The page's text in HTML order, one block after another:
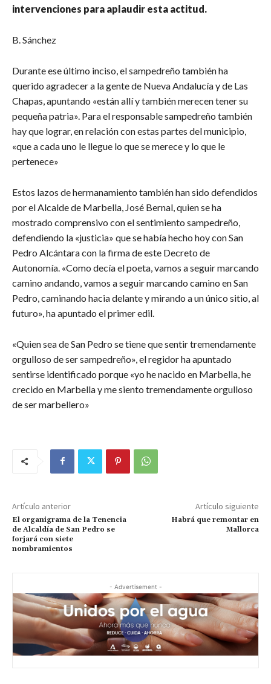
intervenciones para aplaudir esta actitud.
B. Sánchez
Durante ese último inciso, el sampedreño también ha
querido agradecer a la gente de Nueva Andalucía y de Las
Chapas, apuntando «están allí y también merecen tener su
pequeña patria». Para el responsable sampedreño también
hay que lograr, en relación con estas partes del municipio,
«que a cada uno le llegue lo que se merece y lo que le
pertenece»
Estos lazos de hermanamiento también han sido defendidos
por el Alcalde de Marbella, José Bernal, quien se ha
mostrado comprensivo con el sentimiento sampedreño,
defendiendo la «justicia» que se había hecho hoy con San
Pedro Alcántara con la firma de este Decreto de
Autonomía. «Como decía el poeta, vamos a seguir marcando
camino andando, vamos a seguir marcando camino en San
Pedro, caminando hacia delante y mirando a un único sitio, al
futuro», ha apuntado el primer edil.
«Quien sea de San Pedro se tiene que sentir tremendamente
orgulloso de ser sampedreño», el regidor ha apuntado
sentirse identificado porque «yo he nacido en Marbella, he
crecido en Marbella y me siento tremendamente orgulloso
de ser marbellero»
Artículo anterior
El organigrama de la Tenencia
de Alcaldía de San Pedro se
forjará con siete
nombramientos
Artículo siguiente
Habrá que remontar en
Mallorca
- Advertisement -